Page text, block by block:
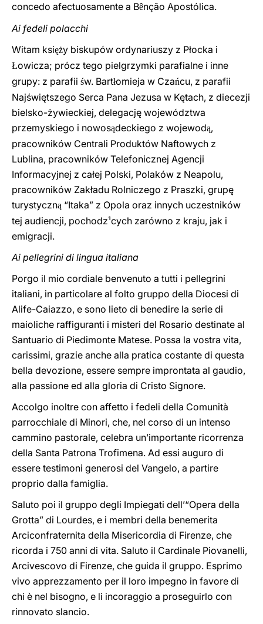
concedo afectuosamente a Bênção Apostólica.
Ai fedeli polacchi
Witam księży biskupów ordynariuszy z Płocka i
Łowicza; prócz tego pielgrzymki parafialne i inne
grupy: z parafii św. Bartłomieja w Czańcu, z parafii
Najświętszego Serca Pana Jezusa w Kętach, z diecezji
bielsko-żywieckiej, delegację województwa
przemyskiego i nowosądeckiego z wojewodą,
pracowników Centrali Produktów Naftowych z
Lublina, pracowników Telefonicznej Agencji
Informacyjnej z całej Polski, Polaków z Neapolu,
pracowników Zakładu Rolniczego z Praszki, grupę
turystyczną “Itaka” z Opola oraz innych uczestników
tej audiencji, pochodz¹cych zarówno z kraju, jak i
emigracji.
Ai pellegrini di lingua italiana
Porgo il mio cordiale benvenuto a tutti i pellegrini
italiani, in particolare al folto gruppo della Diocesi di
Alife-Caiazzo, e sono lieto di benedire la serie di
maioliche raffiguranti i misteri del Rosario destinate al
Santuario di Piedimonte Matese. Possa la vostra vita,
carissimi, grazie anche alla pratica costante di questa
bella devozione, essere sempre improntata al gaudio,
alla passione ed alla gloria di Cristo Signore.
Accolgo inoltre con affetto i fedeli della Comunità
parrocchiale di Minori, che, nel corso di un intenso
cammino pastorale, celebra un’importante ricorrenza
della Santa Patrona Trofimena. Ad essi auguro di
essere testimoni generosi del Vangelo, a partire
proprio dalla famiglia.
Saluto poi il gruppo degli Impiegati dell’“Opera della
Grotta” di Lourdes, e i membri della benemerita
Arciconfraternita della Misericordia di Firenze, che
ricorda i 750 anni di vita. Saluto il Cardinale Piovanelli,
Arcivescovo di Firenze, che guida il gruppo. Esprimo
vivo apprezzamento per il loro impegno in favore di
chi è nel bisogno, e li incoraggio a proseguirlo con
rinnovato slancio.